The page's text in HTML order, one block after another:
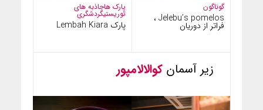
پارک هاجاذبه های
توریستیگردشگری
پارک Lembah Kiara
گوناگون
Jelebu’s pomelos ،
فراتر از دوریان
زیر آسمان کوالالامپور